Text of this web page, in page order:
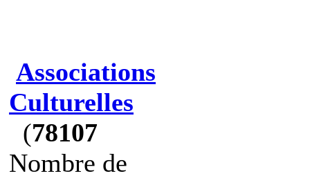
Associations
Culturelles
(78107
Nombre de